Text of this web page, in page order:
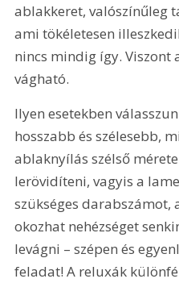
ablakkeret, valószínűleg
ami tökéletesen
nincs mindig így. Viszont
vágható.
Ilyen esetekben
hosszabb és szélesebb,
ablaknyílás szélső
lerövidíteni, vagyis a
szükséges darabszámot,
okozhat nehézséget
levágni – szépen és
feladat! A reluxák